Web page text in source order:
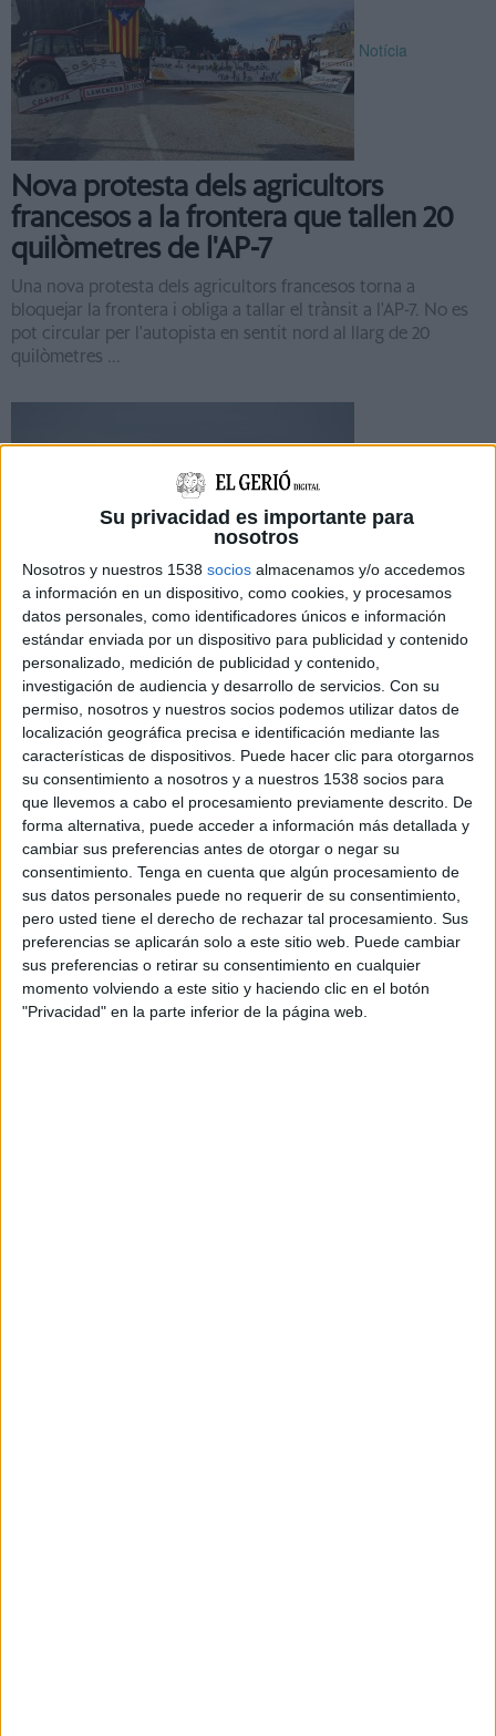
Su privacidad es importante para
nosotros
Nosotros y nuestros 1538 socios almacenamos y/o accedemos
a información en un dispositivo, como cookies, y procesamos
datos personales, como identificadores únicos e información
estándar enviada por un dispositivo para publicidad y contenido
personalizado, medición de publicidad y contenido,
investigación de audiencia y desarrollo de servicios. Con su
permiso, nosotros y nuestros socios podemos utilizar datos de
localización geográfica precisa e identificación mediante las
características de dispositivos. Puede hacer clic para otorgarnos
su consentimiento a nosotros y a nuestros 1538 socios para
que llevemos a cabo el procesamiento previamente descrito. De
forma alternativa, puede acceder a información más detallada y
cambiar sus preferencias antes de otorgar o negar su
consentimiento. Tenga en cuenta que algún procesamiento de
sus datos personales puede no requerir de su consentimiento,
pero usted tiene el derecho de rechazar tal procesamiento. Sus
preferencias se aplicarán solo a este sitio web. Puede cambiar
sus preferencias o retirar su consentimiento en cualquier
momento volviendo a este sitio y haciendo clic en el botón
"Privacidad" en la parte inferior de la página web.
Notícia
Nova protesta dels agricultors
francesos a la frontera que tallen 20
quilòmetres de l'AP-7
Una nova protesta dels agricultors francesos torna a
bloquejar la frontera i obliga a tallar el trànsit a l'AP-7. No es
pot circular per l'autopista en sentit nord al llarg de 20
quilòmetres ...
Notícia
Els transportistes carreguen contra
França per la ''passivitat'' en els
bloquejos dels agricultors
L'Associació General d'Autònoms-Pimes Transportistes de
Catalunya (AGTC) ha carregat contra les autoritats franceses
per la "passivitat" mostrada contra els bloquejos dels ...
Notícia